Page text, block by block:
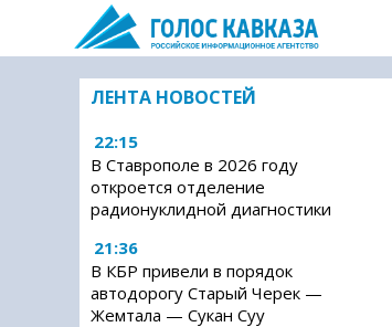
ЛЕНТА НОВОСТЕЙ
22:15
В Ставрополе в 2026 году
откроется отделение
радионуклидной диагностики
21:36
В КБР привели в порядок
автодорогу Старый Черек —
Жемтала — Сукан Суу